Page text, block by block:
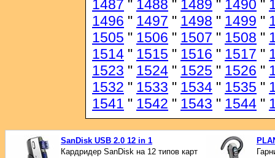
1487 " 1488 " 1489 " 1490 "
1496 " 1497 " 1498 " 1499 "
1505 " 1506 " 1507 " 1508 "
1514 " 1515 " 1516 " 1517 "
1523 " 1524 " 1525 " 1526 "
1532 " 1533 " 1534 " 1535 "
1541 " 1542 " 1543 " 1544 "
SanDisk USB 2.0 12 in 1
Кардридер SanDisk на 12 типов карт